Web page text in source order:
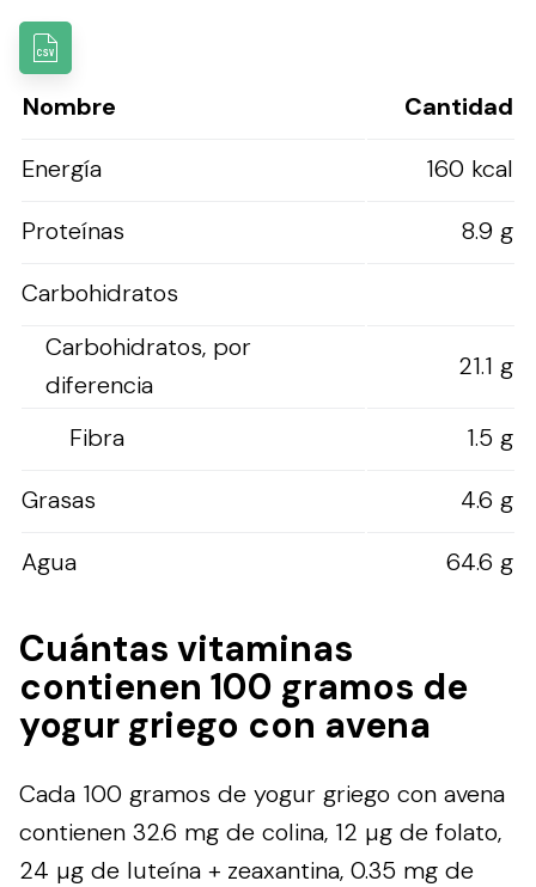
Nombre
Cantidad
Energía
160 kcal
Proteínas
8.9 g
Carbohidratos
Carbohidratos, por
diferencia
21.1 g
Fibra
1.5 g
Grasas
4.6 g
Agua
64.6 g
Cuántas vitaminas
contienen 100 gramos de
yogur griego con avena
Cada 100 gramos de yogur griego con avena
contienen 32.6 mg de colina, 12 µg de folato,
24 µg de luteína + zeaxantina, 0.35 mg de